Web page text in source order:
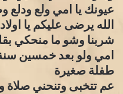
عيونك يا امي ولع ودلع
الله يرضى عليكم يا
شربنا وشو ما منحكي
امي ولو بعد خمسين
طفلة صغيرة
عم تتخبى وتنحني